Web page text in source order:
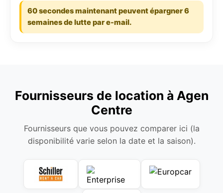
60 secondes maintenant peuvent épargner 6
semaines de lutte par e-mail.
Fournisseurs de location à Agen
Centre
Fournisseurs que vous pouvez comparer ici (la
disponibilité varie selon la date et la saison).